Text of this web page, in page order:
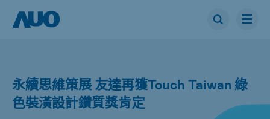
永續思維策展 友達再獲Touch Taiwan 綠
色裝潢設計鑽質獎肯定